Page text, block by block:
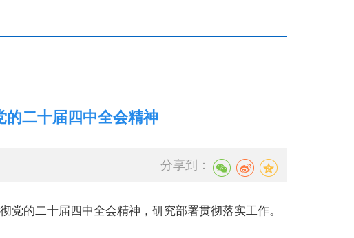
的二十届四中全会精神
分享到：
的二十届四中全会精神，研究部署贯彻落实工作。